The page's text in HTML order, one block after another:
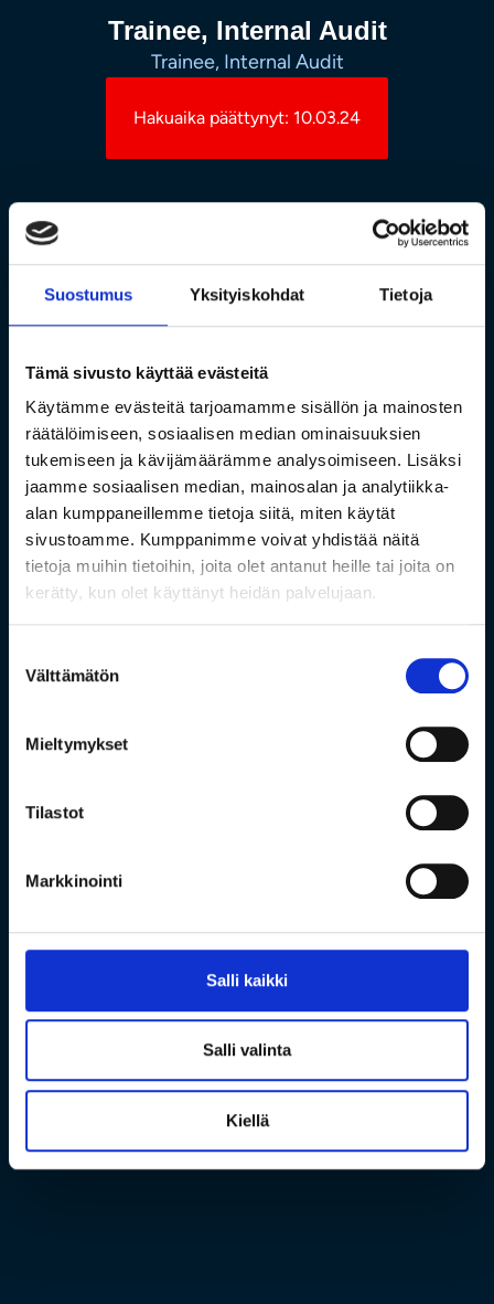
Suostumus Yksityiskohdat Tietoja
Tämä sivusto käyttää evästeitä
Käytämme evästeitä tarjoamamme sisällön ja mainosten
räätälöimiseen, sosiaalisen median ominaisuuksien
tukemiseen ja kävijämäärämme analysoimiseen. Lisäksi
jaamme sosiaalisen median, mainosalan ja analytiikka-
alan kumppaneillemme tietoja siitä, miten käytät
sivustoamme. Kumppanimme voivat yhdistää näitä
tietoja muihin tietoihin, joita olet antanut heille tai joita on
kerätty, kun olet käyttänyt heidän palvelujaan.
valinta
Välttämätön
Mieltymykset
Tilastot
Markkinointi
Salli kaikki
Salli valinta
Kiellä
Trainee, Internal Audit
Trainee, Internal Audit
Hakuaika päättynyt: 10.03.24